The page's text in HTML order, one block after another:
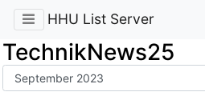
HHU List Server
TechnikNews25